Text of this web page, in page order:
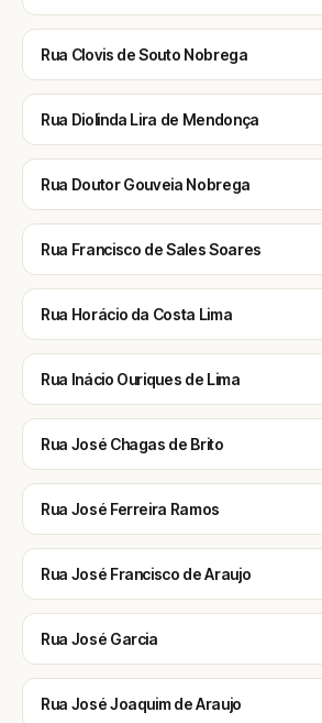
Rua Clovis de Souto Nobrega
Rua Diolinda Lira de Mendonça
Rua Doutor Gouveia Nobrega
Rua Francisco de Sales Soares
Rua Horácio da Costa Lima
Rua Inácio Ouriques de Lima
Rua José Chagas de Brito
Rua José Ferreira Ramos
Rua José Francisco de Araujo
Rua José Garcia
Rua José Joaquim de Araujo